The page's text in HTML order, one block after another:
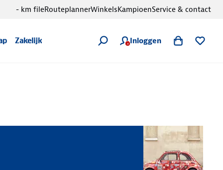
Zakelijk Inloggen
- km fileRouteplannerWinkelsKampioenService & contact